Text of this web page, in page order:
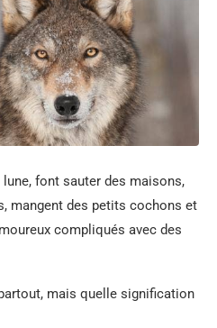
font sauter des maisons,
mangent des petits cochons et
compliqués avec des
mais quelle signification